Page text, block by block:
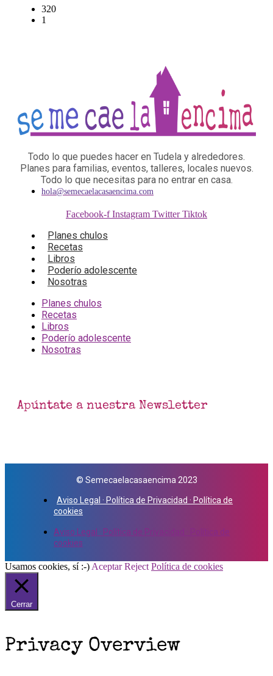
320
1
Todo lo que puedes hacer en Tudela y alrededores.
Planes para familias, eventos, talleres, locales nuevos.
Todo lo que necesitas para no entrar en casa.
hola@semecaelacasaencima.com
Facebook-f Instagram Twitter Tiktok
Planes chulos
Recetas
Libros
Poderío adolescente
Nosotras
Planes chulos
Recetas
Libros
Poderío adolescente
Nosotras
Apúntate a nuestra Newsletter
© Semecaelacasaencima 2023
Aviso Legal · Política de Privacidad · Política de
cookies
Aviso Legal · Política de Privacidad · Política de
cookies
Usamos cookies, sí :-) Aceptar Reject Política de cookies
Cerrar
Privacy Overview